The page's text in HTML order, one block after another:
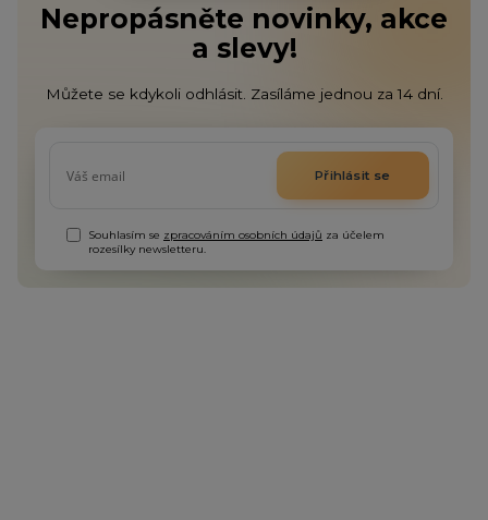
Nepropásněte novinky, akce
a slevy!
Můžete se kdykoli odhlásit. Zasíláme jednou za 14 dní.
Přihlásit se
Souhlasím se zpracováním osobních údajů za účelem
rozesílky newsletteru.